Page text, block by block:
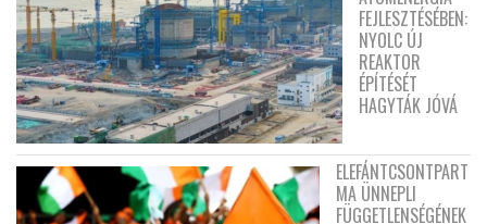
FEJLESZTÉSÉBEN:
NYOLC ÚJ
REAKTOR
ÉPÍTÉSÉT
HAGYTÁK JÓVÁ
ELEFÁNTCSONTPART
MA ÜNNEPLI
FÜGGETLENSÉGÉNEK